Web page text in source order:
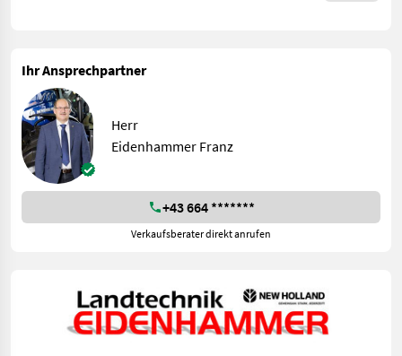
Ihr Ansprechpartner
Herr
Eidenhammer Franz
+43 664 *******
Verkaufsberater direkt anrufen